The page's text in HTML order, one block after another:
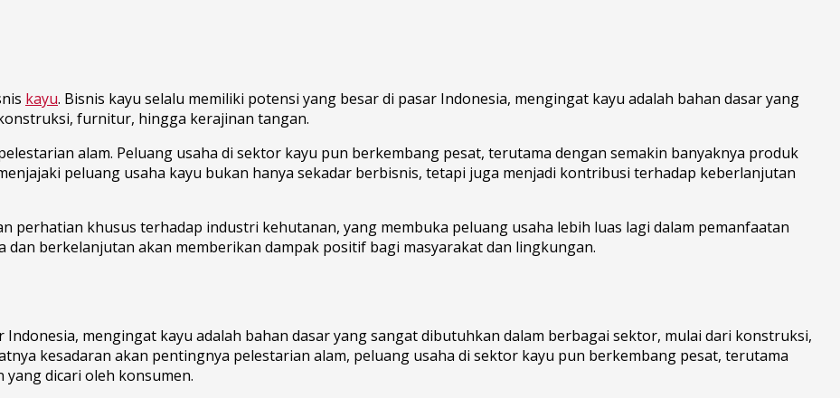
kayu. Bisnis kayu selalu memiliki potensi yang besar di pasar Indonesia, mengingat kayu adalah bahan dasar yang
furnitur, hingga kerajinan tangan.
alam. Peluang usaha di sektor kayu pun berkembang pesat, terutama dengan semakin banyaknya produk
peluang usaha kayu bukan hanya sekadar berbisnis, tetapi juga menjadi kontribusi terhadap keberlanjutan
perhatian khusus terhadap industri kehutanan, yang membuka peluang usaha lebih luas lagi dalam pemanfaatan
dan berkelanjutan akan memberikan dampak positif bagi masyarakat dan lingkungan.
mengingat kayu adalah bahan dasar yang sangat dibutuhkan dalam berbagai sektor, mulai dari konstruksi,
kesadaran akan pentingnya pelestarian alam, peluang usaha di sektor kayu pun berkembang pesat, terutama
dicari oleh konsumen.